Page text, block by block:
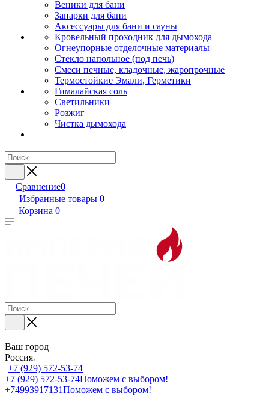
Веники для бани
Запарки для бани
Аксессуары для бани и сауны
Кровельный проходник для дымохода
Огнеупорные отделочные материалы
Стекло напольное (под печь)
Смеси печные, кладочные, жаропрочные
Термостойкие Эмали, Герметики
Гималайская соль
Светильники
Розжиг
Чистка дымохода
Сравнение0
Избранные товары 0
Корзина 0
Ваш город
Россия
+7 (929) 572-53-74
+7 (929) 572-53-74Поможем с выбором!
+74993917131Поможем с выбором!